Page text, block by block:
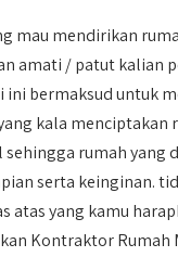
mau mendirikan
amati / patut kalian
ini bermaksud untuk
kala menciptakan
sehingga rumah yang
serta keinginan.
atas yang kamu
Kontraktor Rumah